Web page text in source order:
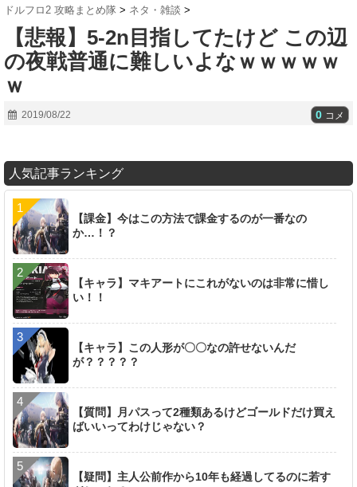
ドルフロ2 攻略まとめ隊 > ネタ・雑談 >
【悲報】5-2n目指してたけど この辺
の夜戦普通に難しいよなｗｗｗｗｗ
ｗ
2019/08/22 0 コメ
人気記事ランキング
【課金】今はこの方法で課金するのが一番なの
か…！？
【キャラ】マキアートにこれがないのは非常に惜し
い！！
【キャラ】この人形が〇〇なの許せないんだ
が？？？？？
【質問】月パスって2種類あるけどゴールドだけ買え
ばいいってわけじゃない？
【疑問】主人公前作から10年も経過してるのに若す